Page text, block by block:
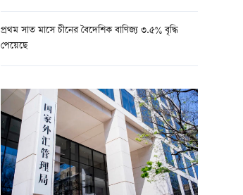
প্রথম সাত মাসে চীনের বৈদেশিক বাণিজ্য ৩.৫% বৃদ্ধি
পেয়েছে